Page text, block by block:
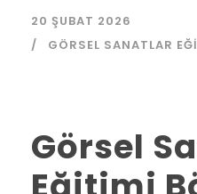
20 ŞUBAT 2026
GÖRSEL SANATLAR
Görsel